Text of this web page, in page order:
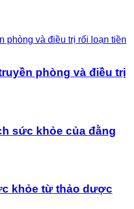
phòng và điều trị
sức khỏe của đằng
khỏe từ thảo dược